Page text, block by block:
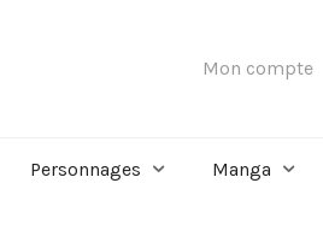
Mon compte
Personnages Manga